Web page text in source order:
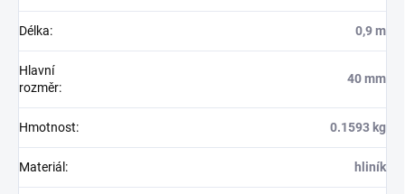
Délka: 0,9 m
Hlavní
rozměr:
40 mm
Hmotnost: 0.1593 kg
Materiál : hliník